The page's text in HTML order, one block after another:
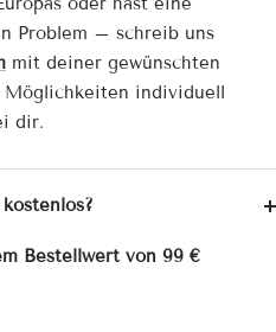
Problem – schreib uns
mit deiner gewünschten
individuell
dir.
Bestellwert von 99 €